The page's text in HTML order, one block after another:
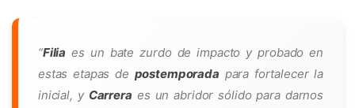
“Filia es un bate zurdo de impacto y probado en
estas etapas de postemporada para fortalecer la
inicial, y Carrera es un abridor sólido para darnos